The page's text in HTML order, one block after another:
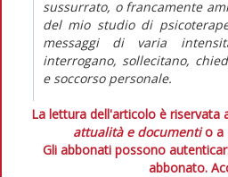
sussurrato, o francamente
del mio studio di
messaggi di varia
interrogano, sollecitano,
e soccorso personale.
La lettura dell'articolo è riservata
attualità e documentio a
Gli abbonati possono
abbonato.